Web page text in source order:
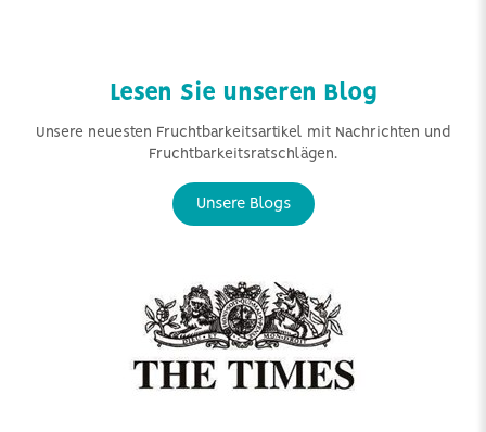
Lesen Sie unseren Blog
Unsere neuesten Fruchtbarkeitsartikel mit Nachrichten und
Fruchtbarkeitsratschlägen.
Unsere Blogs